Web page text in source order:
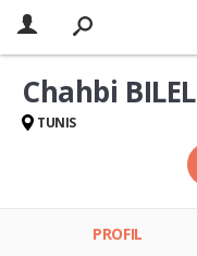
Chahbi BILEL
TUNIS
PROFIL